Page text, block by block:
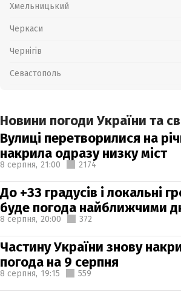
Хмельницький
Черкаси
Чернігів
Севастополь
Новини погоди України та
Вулиці перетворилися на
накрила одразу низку міст
8 серпня, 21:00 2174
До +33 градусів і локальні
буде погода найближчими
8 серпня, 20:00 372
Частину України знову
погода на 9 серпня
8 серпня, 19:15 559